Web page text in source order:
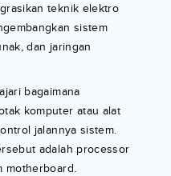
teknik elektro
sistem
dan jaringan
bagaimana
komputer atau alat
jalannya sistem.
adalah processor
motherboard.